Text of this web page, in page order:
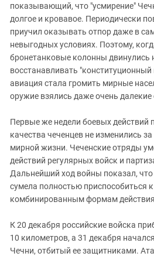
показывающий, что "усмирение"
долгое и кровавое. Периодически
приучил оказывать отпор даже в
невыгодных условиях. Поэтому,
бронетанковые колонны двинулись
восстанавливать "конституционный
авиация стала громить мирные
оружие взялись даже очень
Первые же недели боевых действий
качества чеченцев не изменились
мирной жизни. Чеченские отряды
действий регулярных войск и
Дальнейший ход войны показал,
сумела полностью приспособиться
комбинированным формам
К 20 декабря российские войска
10 километров, а 31 декабря начался
Чечни, отбитый ее защитниками.